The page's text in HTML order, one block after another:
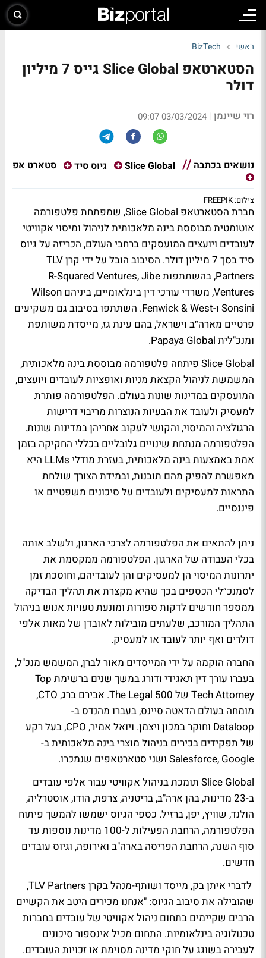
ראשי BizTech
הסטארטאפ Slice Global גייס 7 מיליון
דולר
רוי שיינמן |
03/03/2024 09:07
נושאים בכתבה Slice Global גיוס סיד סטארט אפ
צילום: FREEPIK
חברת הסטארטאפ Slice Global, שמפתחת פלטפורמה
אוטומטית מבוססת בינה מלאכותית לניהול ומיסוי אקוויטי
לעובדים ויועצים המועסקים ברחבי העולם, הכריזה על גיוס
סיד בסך 7 מיליון דולר. הסיבוב הובל על ידי קרן TLV
Partners, בהשתתפות R-Squared Ventures, Jibe
Ventures, משרדי עורכי דין בינלאומיים, ביניהם Wilson
Sonsini ו-Fenwick & West. השתתפו בסיבוב גם משקיעים
פרטיים מארה״ב וישראל, בהם עינת גז, מייסדת משותפת
ומנכ"לית Papaya Global.
Slice Global פיתחה פלטפורמה מבוססת בינה מלאכותית,
המשמשת לניהול הקצאת מניות ואופציות לעובדים ויועצים,
המועסקים במדינות שונות בעולם. הפלטפורמה פותרת
למעסיק ולעובד את הבעיות הנוצרות מריבוי דרישות
הרגולציה והמיסוי, והקושי לעקוב אחריהן במדינות שונות.
הפלטפורמה מנתחת שינויים גלובליים בכללי החקיקה בזמן
אמת באמצעות בינה מלאכותית, בעזרת מודלי LLMs היא
מאפשרת להפיק מהם תובנות, ובמידת הצורך שולחת
התראות למעסיקים ולעובדים על סיכונים משפטיים או
פיננסיים.
ניתן להתאים את הפלטפורמה לצרכי הארגון, ולשלב אותה
בכלי העבודה של הארגון. הפלטפורמה ממקסמת את
יתרונות המיסוי הן למעסיקים והן לעובדיהם, וחוסכת זמן
לסמנכ״לי הכספים בכך שהיא מקצרת את תהליך הבדיקה
ממספר חודשים לדקות ספורות ומונעת טעויות אנוש בניהול
התהליך המורכב, שלעתים מובילות לאובדן של מאות אלפי
דולרים ואף יותר לעובד או למעסיק.
החברה הוקמה על ידי המייסדים מאור לברן, המשמש מנכ"ל,
בעברו עורך דין תאגידי ודורג במשך שנים ברשימת Top
Tech Attorney של The Legal 500. אבירם ברג, CTO,
מומחה בעולם הדאטה סיינס, בעברו מהנדס ב-
Dataloop וחוקר במכון ויצמן. ויואל אמיר, CPO, בעל רקע
של תפקידים בכירים בניהול מוצרי בינה מלאכותית ב-
Salesforce, Google ושני סטארטאפים שנמכרו.
Slice Global תומכת בניהול אקוויטי עבור אלפי עובדים
ב-23 מדינות, בהן ארה"ב, בריטניה, צרפת, הודו, אוסטרליה,
הולנד, שוויץ, יפן, ברזיל. כספי הגיוס ישמשו להמשך פיתוח
הפלטפורמה, הרחבת הפעילות ל-100 מדינות נוספות עד
סוף השנה, הרחבת הפריסה בארה"ב ואירופה, וגיוס עובדים
חדשים.
לדברי איתן בק, מייסד ושותף-מנהל בקרן TLV Partners,
שהובילה את סיבוב הגיוס: "אנחנו מכירים היטב את הקשיים
הרבים שקיימים בתחום ניהול אקוויטי של עובדים בחברות
טכנולוגיה בינלאומיות. התחום מכיל אינספור סיכונים
לעבירה בשוגג על חוקי מדינה מסוימת או זכויות העובדים.